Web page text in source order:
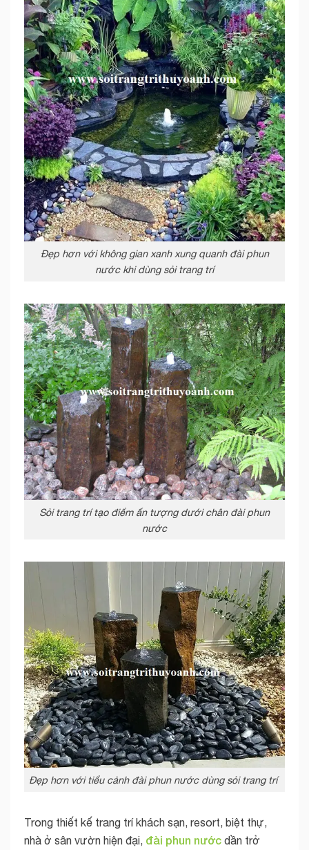
Đẹp hơn với không gian xanh xung quanh đài phun
nước khi dùng sỏi trang trí
Sỏi trang trí tạo điểm ấn tượng dưới chân đài phun
nước
Đẹp hơn với tiểu cảnh đài phun nước dùng sỏi trang trí
Trong thiết kế trang trí khách sạn, resort, biệt thự,
nhà ở sân vườn hiện đại, đài phun nước dần trở